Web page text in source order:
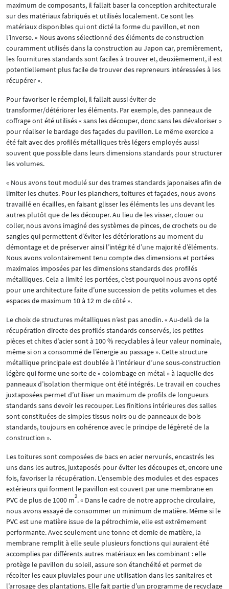
maximum de composants, il fallait baser la conception architecturale
sur des matériaux fabriqués et utilisés localement. Ce sont les
matériaux disponibles qui ont dicté la forme du pavillon, et non
l’inverse. « Nous avons sélectionné des éléments de construction
couramment utilisés dans la construction au Japon car, premièrement,
les fournitures standards sont faciles à trouver et, deuxièmement, il est
potentiellement plus facile de trouver des repreneurs intéressées à les
récupérer ».
Pour favoriser le réemploi, il fallait aussi éviter de
transformer/détériorer les éléments. Par exemple, des panneaux de
coffrage ont été utilisés « sans les découper, donc sans les dévaloriser »
pour réaliser le bardage des façades du pavillon. Le même exercice a
été fait avec des profilés métalliques très légers employés aussi
souvent que possible dans leurs dimensions standards pour structurer
les volumes.
« Nous avons tout modulé sur des trames standards japonaises afin de
limiter les chutes. Pour les planchers, toitures et façades, nous avons
travaillé en écailles, en faisant glisser les éléments les uns devant les
autres plutôt que de les découper. Au lieu de les visser, clouer ou
coller, nous avons imaginé des systèmes de pinces, de crochets ou de
sangles qui permettent d’éviter les détériorations au moment du
démontage et de préserver ainsi l’intégrité d’une majorité d’éléments.
Nous avons volontairement tenu compte des dimensions et portées
maximales imposées par les dimensions standards des profilés
métalliques. Cela a limité les portées, c’est pourquoi nous avons opté
pour une architecture faite d’une succession de petits volumes et des
espaces de maximum 10 à 12 m de côté ».
Le choix de structures métalliques n’est pas anodin. « Au-delà de la
récupération directe des profilés standards conservés, les petites
pièces et chites d’acier sont à 100 % recyclables à leur valeur nominale,
même si on a consommé de l’énergie au passage ». Cette structure
métallique principale est doublée à l’intérieur d’une sous-construction
légère qui forme une sorte de « colombage en métal » à laquelle des
panneaux d’isolation thermique ont été intégrés. Le travail en couches
juxtaposées permet d’utiliser un maximum de profils de longueurs
standards sans devoir les recouper. Les finitions intérieures des salles
sont constituées de simples tissus noirs ou de panneaux de bois
standards, toujours en cohérence avec le principe de légèreté de la
construction ».
Les toitures sont composées de bacs en acier nervurés, encastrés les
uns dans les autres, juxtaposés pour éviter les découpes et, encore une
fois, favoriser la récupération. L’ensemble des modules et des espaces
extérieurs qui forment le pavillon est couvert par une membrane en
PVC de plus de 1000 m2. « Dans le cadre de notre approche circulaire,
nous avons essayé de consommer un minimum de matière. Même si le
PVC est une matière issue de la pétrochimie, elle est extrêmement
performante. Avec seulement une tonne et demie de matière, la
membrane remplit à elle seule plusieurs fonctions qui auraient été
accomplies par différents autres matériaux en les combinant : elle
protège le pavillon du soleil, assure son étanchéité et permet de
récolter les eaux pluviales pour une utilisation dans les sanitaires et
l’arrosage des plantations. Elle fait partie d’un programme de recyclage